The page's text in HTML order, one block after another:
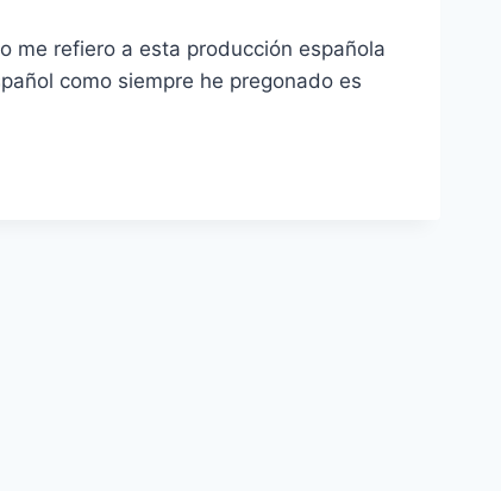
me refiero a esta producción española
como siempre he pregonado es